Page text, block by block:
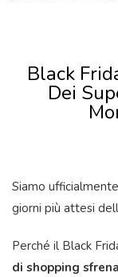
Black
Dei
Siamo
giorni più attesi
Perché il Black
di shopping